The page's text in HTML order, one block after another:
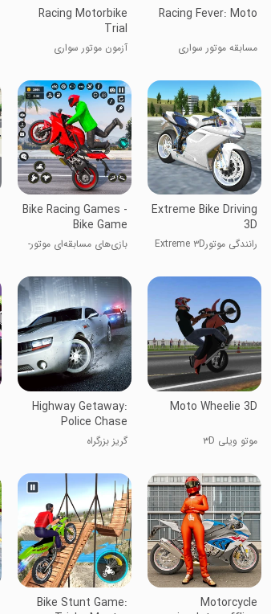
Racing Fever: Moto
مسابقه موتور سواری
Racing Motorbike
Trial
آزمون موتور سواری
Extreme Bike Driving
3D
رانندگی موتورExtreme ۳D
Bike Racing Games -
Bike Game
بازی‌های مسابقه‌ای موتور-
Moto Wheelie 3D
موتو ویلی ۳D
Highway Getaway:
Police Chase
گریز بزرگراه
Motorcycle
Bike Stunt Game: